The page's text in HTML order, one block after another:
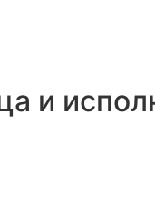
и